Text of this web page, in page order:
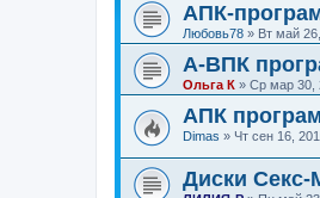
АПК-
Любовь78 » Вт май
А-ВПК
Ольга К » Ср мар 30,
АПК
Dimas » Чт сен 16,
Диски Секс-